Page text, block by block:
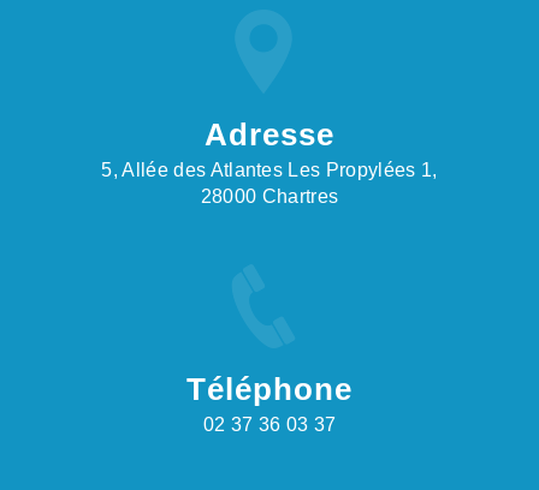
Adresse
5, Allée des Atlantes Les Propylées 1,
28000 Chartres
Téléphone
02 37 36 03 37